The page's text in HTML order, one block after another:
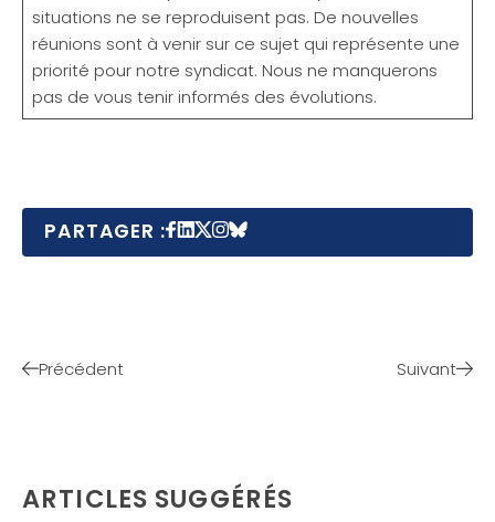
situations ne se reproduisent pas. De nouvelles
réunions sont à venir sur ce sujet qui représente une
priorité pour notre syndicat. Nous ne manquerons
pas de vous tenir informés des évolutions.
PARTAGER :
Précédent Suivant
ARTICLES SUGGÉRÉS